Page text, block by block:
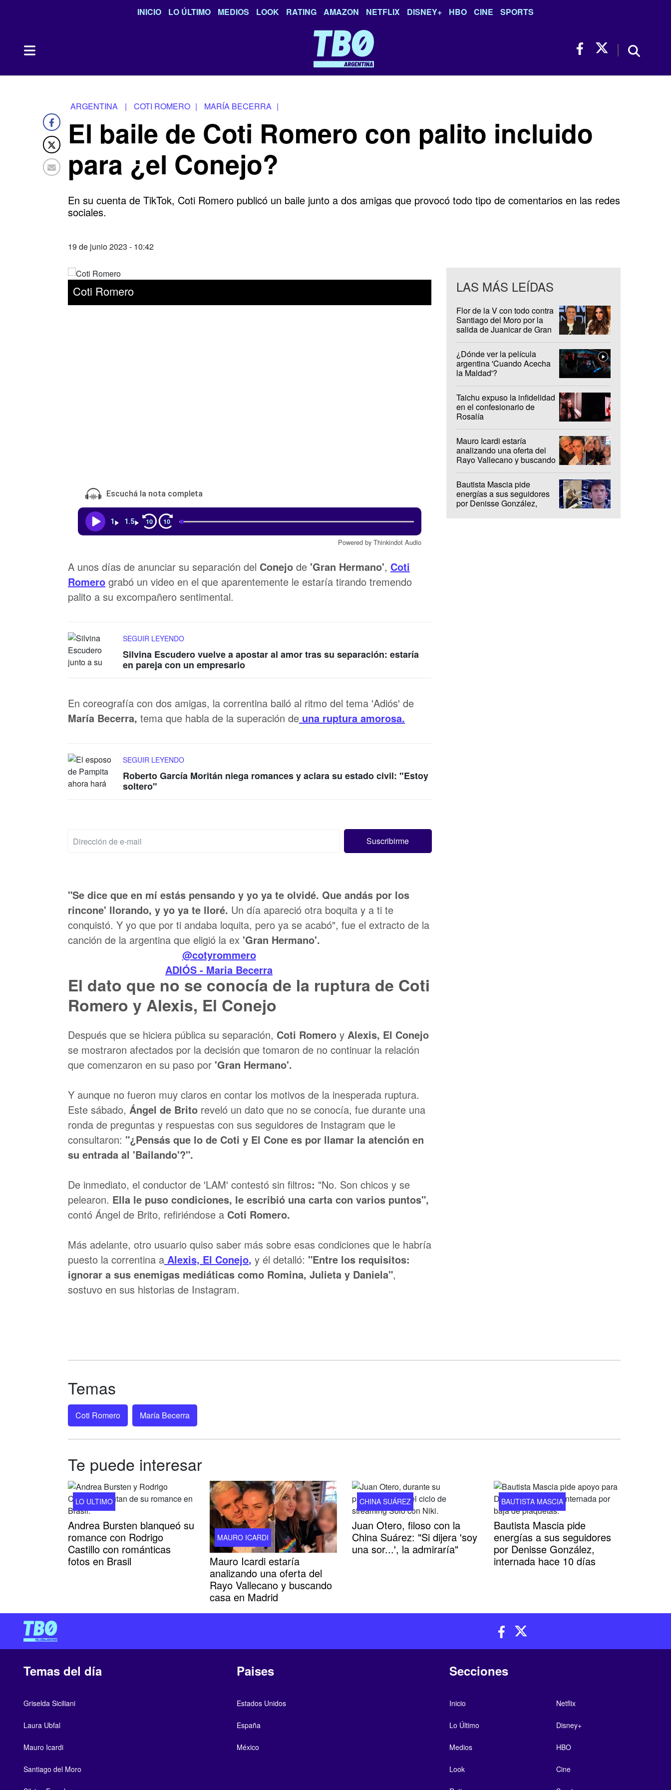
INICIO LO ÚLTIMO MEDIOS LOOK RATING AMAZON NETFLIX DISNEY+ HBO CINE SPORTS
ARGENTINA | COTI ROMERO | MARÍA BECERRA |
El baile de Coti Romero con palito incluido
para ¿el Conejo?
En su cuenta de TikTok, Coti Romero publicó un baile junto a dos amigas que provocó todo tipo de comentarios en las redes
sociales.
19 de junio 2023 - 10:42
Coti Romero
Escuchá la nota completa
1 1.5 10 10
Powered by Thinkindot Audio
A unos días de anunciar su separación del Conejo de 'Gran Hermano', Coti
Romero grabó un video en el que aparentemente le estaría tirando tremendo
palito a su excompañero sentimental.
SEGUIR LEYENDO
Silvina Escudero vuelve a apostar al amor tras su separación: estaría
en pareja con un empresario
En coreografía con dos amigas, la correntina bailó al ritmo del tema 'Adiós' de
María Becerra, tema que habla de la superación de una ruptura amorosa.
SEGUIR LEYENDO
Roberto García Moritán niega romances y aclara su estado civil: "Estoy
soltero"
"Se dice que en mí estás pensando y yo ya te olvidé. Que andás por los
rincone' llorando, y yo ya te lloré. Un día apareció otra boquita y a ti te
conquistó. Y yo que por ti andaba loquita, pero ya se acabó", fue el extracto de la
canción de la argentina que eligió la ex 'Gran Hermano'.
@cotyrommero
ADIÓS - Maria Becerra
El dato que no se conocía de la ruptura de Coti
Romero y Alexis, El Conejo
Después que se hiciera pública su separación, Coti Romero y Alexis, El Conejo
se mostraron afectados por la decisión que tomaron de no continuar la relación
que comenzaron en su paso por 'Gran Hermano'.
Y aunque no fueron muy claros en contar los motivos de la inesperada ruptura.
Este sábado, Ángel de Brito reveló un dato que no se conocía, fue durante una
ronda de preguntas y respuestas con sus seguidores de Instagram que le
consultaron: "¿Pensás que lo de Coti y El Cone es por llamar la atención en
su entrada al 'Bailando'?".
De inmediato, el conductor de 'LAM' contestó sin filtros: "No. Son chicos y se
pelearon. Ella le puso condiciones, le escribió una carta con varios puntos",
contó Ángel de Brito, refiriéndose a Coti Romero.
Más adelante, otro usuario quiso saber más sobre esas condiciones que le habría
puesto la correntina a Alexis, El Conejo, y él detalló: "Entre los requisitos:
ignorar a sus enemigas mediáticas como Romina, Julieta y Daniela",
sostuvo en sus historias de Instagram.
LAS MÁS LEÍDAS
Flor de la V con todo contra
Santiago del Moro por la
salida de Juanicar de Gran
¿Dónde ver la película
argentina 'Cuando Acecha
la Maldad'?
Taichu expuso la infidelidad
en el confesionario de
Rosalía
Mauro Icardi estaría
analizando una oferta del
Rayo Vallecano y buscando
Bautista Mascia pide
energías a sus seguidores
por Denisse González,
Temas
Coti Romero María Becerra
Te puede interesar
LO ULTIMO
Andrea Bursten blanqueó su
romance con Rodrigo
Castillo con románticas
fotos en Brasil
MAURO ICARDI
Mauro Icardi estaría
analizando una oferta del
Rayo Vallecano y buscando
casa en Madrid
CHINA SUÁREZ
Juan Otero, filoso con la
China Suárez: "Si dijera 'soy
una sor...', la admiraría"
BAUTISTA MASCIA
Bautista Mascia pide
energías a sus seguidores
por Denisse González,
internada hace 10 días
Temas del día
Griselda Siciliani
Laura Ubfal
Mauro Icardi
Santiago del Moro
Paises
Estados Unidos
España
México
Secciones
Inicio
Lo Último
Medios
Look
Netflix
Disney+
HBO
Cine